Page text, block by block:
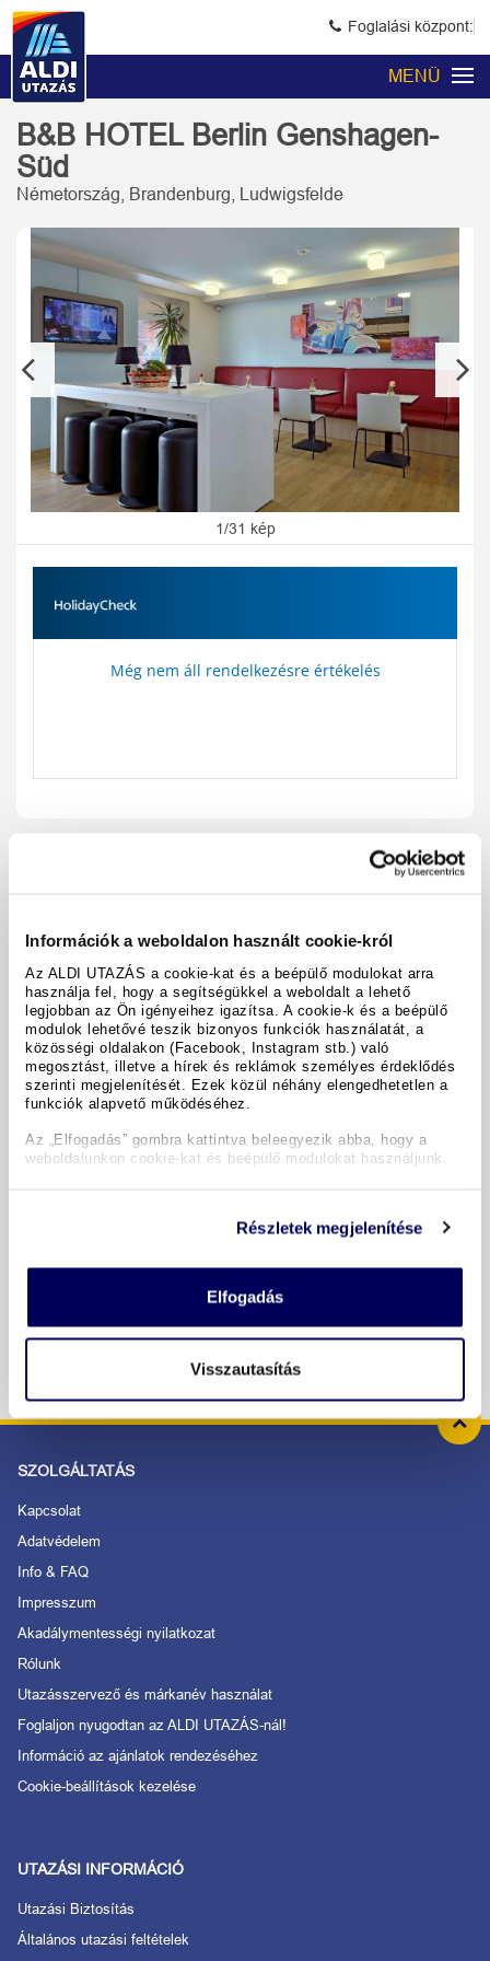
Információk a weboldalon használt cookie-król
Az ALDI UTAZÁS a cookie-kat és a beépülő modulokat arra
használja fel, hogy a segítségükkel a weboldalt a lehető
legjobban az Ön igényeihez igazítsa. A cookie-k és a beépülő
modulok lehetővé teszik bizonyos funkciók használatát, a
közösségi oldalakon (Facebook, Instagram stb.) való
megosztást, illetve a hírek és reklámok személyes érdeklődés
szerinti megjelenítését. Ezek közül néhány elengedhetetlen a
funkciók alapvető működéséhez.
Az „Elfogadás” gombra kattintva beleegyezik abba, hogy a
weboldalunkon cookie-kat és beépülő modulokat használjunk.
Részletek megjelenítése
Elfogadás
Visszautasítás
Foglalási központ:
MENÜ
B&B HOTEL Berlin Genshagen-
Süd
Németország, Brandenburg, Ludwigsfelde
1/31 kép
Next
Még nem áll rendelkezésre értékelés
Felszereltség és tények
A hotel részletei
Időpontok & árak
BIZTONSÁGOS RENDELÉS ÉS FIZETÉS
SZOLGÁLTATÁS
Kapcsolat
Adatvédelem
Info & FAQ
Impresszum
Akadálymentességi nyilatkozat
Rólunk
Utazásszervező és márkanév használat
Foglaljon nyugodtan az ALDI UTAZÁS-nál!
Információ az ajánlatok rendezéséhez
Cookie-beállítások kezelése
UTAZÁSI INFORMÁCIÓ
Utazási Biztosítás
Általános utazási feltételek